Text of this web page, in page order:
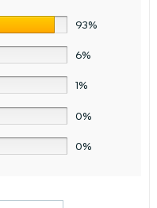
93%
6%
1%
0%
0%